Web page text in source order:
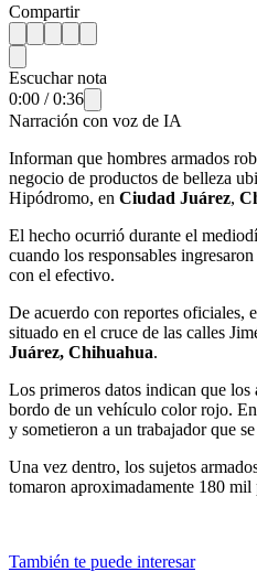
Compartir
Escuchar nota
0:00 /0:36
Narración con voz de IA
Informan que hombres armados
negocio de productos de belleza
Hipódromo, en Ciudad Juárez,
El hecho ocurrió durante el
cuando los responsables
con el efectivo.
De acuerdo con reportes oficiales,
situado en el cruce de las calles
Juárez, Chihuahua.
Los primeros datos indican que los
bordo de un vehículo color rojo.
y sometieron a un trabajador que
Una vez dentro, los sujetos
tomaron aproximadamente 180 mil
También te puede interesar